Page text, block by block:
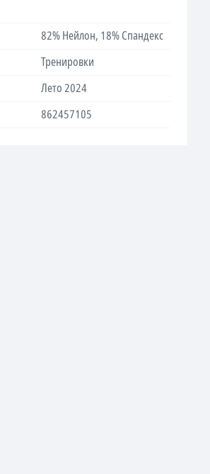
82% Нейлон, 18% Спандекс
Тренировки
Лето 2024
862457105